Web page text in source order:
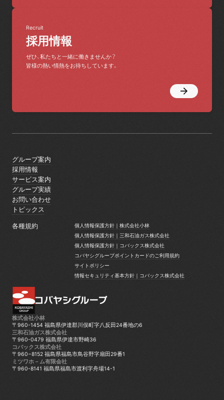
採用情報
Recruit
ぜひ、私たちと一緒に働きませんか？
皆様の熱い情熱をお待ちしています。
株式会社小林
〒960-1454 福島県伊達郡川俣町字八反田24番地の6
三和石油ガス株式会社
〒960-0479 福島県伊達市野崎36
コバックス株式会社
〒960−8152 福島県福島市鳥谷野字扇田29番1
ミツワホ－ム有限会社
〒960-8141 福島県福島市渡利字舟場14-1
グループ案内
グループ案内
採用情報
採用情報
サービス案内
サービス案内
グループ実績
グループ実績
お問い合わせ
お問い合わせ
トピックス
各種規約
個人情報保護方針｜株式会社小林
個人情報保護方針｜株式会社小林
個人情報保護方針｜三和石油ガス株式会社
個人情報保護方針｜三和石油ガス株式会社
個人情報保護方針｜コバックス株式会社
個人情報保護方針｜コバックス株式会社
コバヤシグループポイントカードのご利用規約
コバヤシグループポイントカードのご利用規約
サイトポリシー
サイトポリシー
情報セキュリティ基本方針｜コバックス株式会社